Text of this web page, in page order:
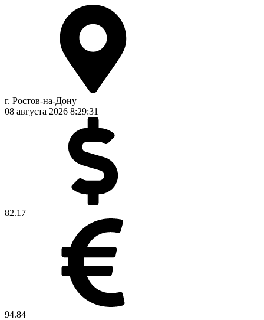
г. Ростов-на-Дону
08 августа 2026 8:29:32
82.17
94.84